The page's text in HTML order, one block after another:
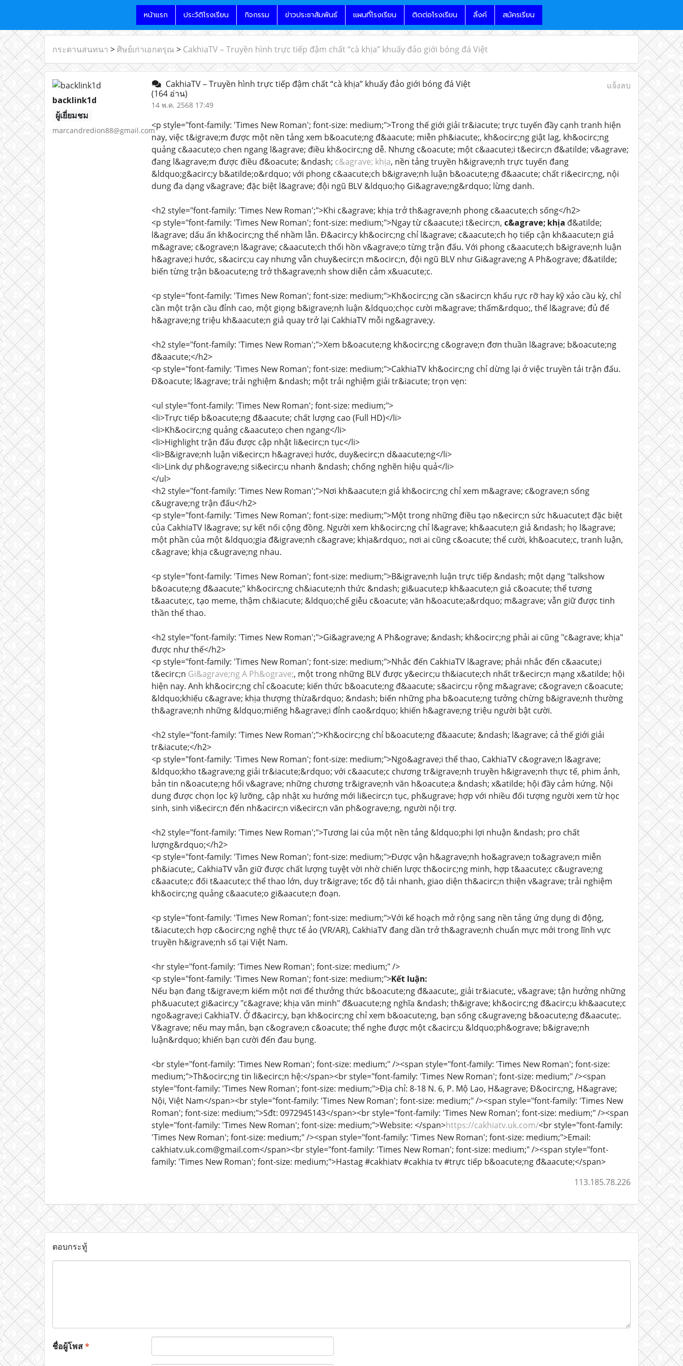
หน้าแรก ประวัติโรงเรียน กิจกรรม ข่าวประชาสัมพันธ์ แผนที่โรงเรียน ติดต่อโรงเรียน ลิ้งค์ สมัครเรียน
กระดานสนทนา > ศิษย์เก่าเอกดรุณ > CakhiaTV – Truyền hình trực tiếp đậm chất “cà khịa” khuấy đảo giới bóng đá Việt
backlink1d
ผู้เยี่ยมชม
marcandredion88@gmail.com
CakhiaTV – Truyền hình trực tiếp đậm chất “cà khịa” khuấy đảo giới bóng đá Việt
(164 อ่าน)
14 พ.ค. 2568 17:49
แจ้งลบ
<p style="font-family: 'Times New Roman'; font-size: medium;">Trong thế giới giải tr&iacute; trực tuyến đầy cạnh tranh hiện
nay, việc t&igrave;m được một nền tảng xem b&oacute;ng đ&aacute; miễn ph&iacute;, kh&ocirc;ng giật lag, kh&ocirc;ng
quảng c&aacute;o chen ngang l&agrave; điều kh&ocirc;ng dễ. Nhưng c&oacute; một c&aacute;i t&ecirc;n đ&atilde; v&agrave;
đang l&agrave;m được điều đ&oacute; &ndash; c&agrave; khịa, nền tảng truyền h&igrave;nh trực tuyến đang
&ldquo;g&acirc;y b&atilde;o&rdquo; với phong c&aacute;ch b&igrave;nh luận b&oacute;ng đ&aacute; chất ri&ecirc;ng, nội
dung đa dạng v&agrave; đặc biệt l&agrave; đội ngũ BLV &ldquo;họ Gi&agrave;ng&rdquo; lừng danh.
<h2 style="font-family: 'Times New Roman';">Khi c&agrave; khịa trở th&agrave;nh phong c&aacute;ch sống</h2>
<p style="font-family: 'Times New Roman'; font-size: medium;">Ngay từ c&aacute;i t&ecirc;n, c&agrave; khịa đ&atilde;
l&agrave; dấu ấn kh&ocirc;ng thể nhầm lẫn. Đ&acirc;y kh&ocirc;ng chỉ l&agrave; c&aacute;ch họ tiếp cận kh&aacute;n giả
m&agrave; c&ograve;n l&agrave; c&aacute;ch thổi hồn v&agrave;o từng trận đấu. Với phong c&aacute;ch b&igrave;nh luận
h&agrave;i hước, s&acirc;u cay nhưng vẫn chuy&ecirc;n m&ocirc;n, đội ngũ BLV như Gi&agrave;ng A Ph&ograve; đ&atilde;
biến từng trận b&oacute;ng trở th&agrave;nh show diễn cảm x&uacute;c.
<p style="font-family: 'Times New Roman'; font-size: medium;">Kh&ocirc;ng cần s&acirc;n khấu rực rỡ hay kỹ xảo cầu kỳ, chỉ
cần một trận cầu đỉnh cao, một giọng b&igrave;nh luận &ldquo;chọc cười m&agrave; thấm&rdquo;, thế l&agrave; đủ để
h&agrave;ng triệu kh&aacute;n giả quay trở lại CakhiaTV mỗi ng&agrave;y.
<h2 style="font-family: 'Times New Roman';">Xem b&oacute;ng kh&ocirc;ng c&ograve;n đơn thuần l&agrave; b&oacute;ng
đ&aacute;</h2>
<p style="font-family: 'Times New Roman'; font-size: medium;">CakhiaTV kh&ocirc;ng chỉ dừng lại ở việc truyền tải trận đấu.
Đ&oacute; l&agrave; trải nghiệm &ndash; một trải nghiệm giải tr&iacute; trọn vẹn:
<ul style="font-family: 'Times New Roman'; font-size: medium;">
<li>Trực tiếp b&oacute;ng đ&aacute; chất lượng cao (Full HD)</li>
<li>Kh&ocirc;ng quảng c&aacute;o chen ngang</li>
<li>Highlight trận đấu được cập nhật li&ecirc;n tục</li>
<li>B&igrave;nh luận vi&ecirc;n h&agrave;i hước, duy&ecirc;n d&aacute;ng</li>
<li>Link dự ph&ograve;ng si&ecirc;u nhanh &ndash; chống nghẽn hiệu quả</li>
</ul>
<h2 style="font-family: 'Times New Roman';">Nơi kh&aacute;n giả kh&ocirc;ng chỉ xem m&agrave; c&ograve;n sống
c&ugrave;ng trận đấu</h2>
<p style="font-family: 'Times New Roman'; font-size: medium;">Một trong những điều tạo n&ecirc;n sức h&uacute;t đặc biệt
của CakhiaTV l&agrave; sự kết nối cộng đồng. Người xem kh&ocirc;ng chỉ l&agrave; kh&aacute;n giả &ndash; họ l&agrave;
một phần của một &ldquo;gia đ&igrave;nh c&agrave; khịa&rdquo;, nơi ai cũng c&oacute; thể cười, kh&oacute;c, tranh luận,
c&agrave; khịa c&ugrave;ng nhau.
<p style="font-family: 'Times New Roman'; font-size: medium;">B&igrave;nh luận trực tiếp &ndash; một dạng "talkshow
b&oacute;ng đ&aacute;" kh&ocirc;ng ch&iacute;nh thức &ndash; gi&uacute;p kh&aacute;n giả c&oacute; thể tương
t&aacute;c, tạo meme, thậm ch&iacute; &ldquo;chế giễu c&oacute; văn h&oacute;a&rdquo; m&agrave; vẫn giữ được tinh
thần thể thao.
<h2 style="font-family: 'Times New Roman';">Gi&agrave;ng A Ph&ograve; &ndash; kh&ocirc;ng phải ai cũng "c&agrave; khịa"
được như thế</h2>
<p style="font-family: 'Times New Roman'; font-size: medium;">Nhắc đến CakhiaTV l&agrave; phải nhắc đến c&aacute;i
t&ecirc;n Gi&agrave;ng A Ph&ograve;, một trong những BLV được y&ecirc;u th&iacute;ch nhất tr&ecirc;n mạng x&atilde; hội
hiện nay. Anh kh&ocirc;ng chỉ c&oacute; kiến thức b&oacute;ng đ&aacute; s&acirc;u rộng m&agrave; c&ograve;n c&oacute;
&ldquo;khiếu c&agrave; khịa thượng thừa&rdquo; &ndash; biến những pha b&oacute;ng tưởng chừng b&igrave;nh thường
th&agrave;nh những &ldquo;miếng h&agrave;i đỉnh cao&rdquo; khiến h&agrave;ng triệu người bật cười.
<h2 style="font-family: 'Times New Roman';">Kh&ocirc;ng chỉ b&oacute;ng đ&aacute; &ndash; l&agrave; cả thế giới giải
tr&iacute;</h2>
<p style="font-family: 'Times New Roman'; font-size: medium;">Ngo&agrave;i thể thao, CakhiaTV c&ograve;n l&agrave;
&ldquo;kho t&agrave;ng giải tr&iacute;&rdquo; với c&aacute;c chương tr&igrave;nh truyền h&igrave;nh thực tế, phim ảnh,
bản tin n&oacute;ng hổi v&agrave; những chương tr&igrave;nh văn h&oacute;a &ndash; x&atilde; hội đầy cảm hứng. Nội
dung được chọn lọc kỹ lưỡng, cập nhật xu hướng mới li&ecirc;n tục, ph&ugrave; hợp với nhiều đối tượng người xem từ học
sinh, sinh vi&ecirc;n đến nh&acirc;n vi&ecirc;n văn ph&ograve;ng, người nội trợ.
<h2 style="font-family: 'Times New Roman';">Tương lai của một nền tảng &ldquo;phi lợi nhuận &ndash; pro chất
lượng&rdquo;</h2>
<p style="font-family: 'Times New Roman'; font-size: medium;">Được vận h&agrave;nh ho&agrave;n to&agrave;n miễn
ph&iacute;, CakhiaTV vẫn giữ được chất lượng tuyệt vời nhờ chiến lược th&ocirc;ng minh, hợp t&aacute;c c&ugrave;ng
c&aacute;c đối t&aacute;c thể thao lớn, duy tr&igrave; tốc độ tải nhanh, giao diện th&acirc;n thiện v&agrave; trải nghiệm
kh&ocirc;ng quảng c&aacute;o gi&aacute;n đoạn.
<p style="font-family: 'Times New Roman'; font-size: medium;">Với kế hoạch mở rộng sang nền tảng ứng dụng di động,
t&iacute;ch hợp c&ocirc;ng nghệ thực tế ảo (VR/AR), CakhiaTV đang dần trở th&agrave;nh chuẩn mực mới trong lĩnh vực
truyền h&igrave;nh số tại Việt Nam.
<hr style="font-family: 'Times New Roman'; font-size: medium;" />
<p style="font-family: 'Times New Roman'; font-size: medium;">Kết luận:
Nếu bạn đang t&igrave;m kiếm một nơi để thưởng thức b&oacute;ng đ&aacute;, giải tr&iacute;, v&agrave; tận hưởng những
ph&uacute;t gi&acirc;y "c&agrave; khịa văn minh" đ&uacute;ng nghĩa &ndash; th&igrave; kh&ocirc;ng đ&acirc;u kh&aacute;c
ngo&agrave;i CakhiaTV. Ở đ&acirc;y, bạn kh&ocirc;ng chỉ xem b&oacute;ng, bạn sống c&ugrave;ng b&oacute;ng đ&aacute;.
V&agrave; nếu may mắn, bạn c&ograve;n c&oacute; thể nghe được một c&acirc;u &ldquo;ph&ograve; b&igrave;nh
luận&rdquo; khiến bạn cười đến đau bụng.
<br style="font-family: 'Times New Roman'; font-size: medium;" /><span style="font-family: 'Times New Roman'; font-size:
medium;">Th&ocirc;ng tin li&ecirc;n hệ:</span><br style="font-family: 'Times New Roman'; font-size: medium;" /><span
style="font-family: 'Times New Roman'; font-size: medium;">Địa chỉ: 8-18 N. 6, P. Mộ Lao, H&agrave; Đ&ocirc;ng, H&agrave;
Nội, Việt Nam</span><br style="font-family: 'Times New Roman'; font-size: medium;" /><span style="font-family: 'Times New
Roman'; font-size: medium;">Sđt: 0972945143</span><br style="font-family: 'Times New Roman'; font-size: medium;" /><span
style="font-family: 'Times New Roman'; font-size: medium;">Website: </span>https://cakhiatv.uk.com/<br style="font-family:
'Times New Roman'; font-size: medium;" /><span style="font-family: 'Times New Roman'; font-size: medium;">Email:
cakhiatv.uk.com@gmail.com</span><br style="font-family: 'Times New Roman'; font-size: medium;" /><span style="font-
family: 'Times New Roman'; font-size: medium;">Hastag #cakhiatv #cakhia tv #trực tiếp b&oacute;ng đ&aacute;</span>
113.185.78.226
ตอบกระทู้
ชื่อผู้โพส*